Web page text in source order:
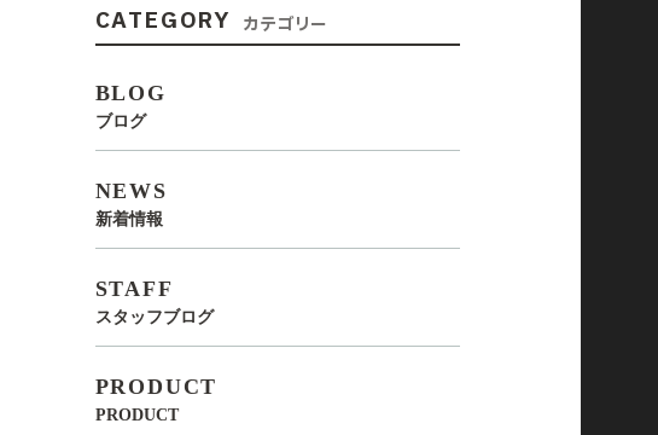
CATEGORY カテゴリー
BLOG
ブログ
NEWS
新着情報
STAFF
スタッフブログ
PRODUCT
PRODUCT